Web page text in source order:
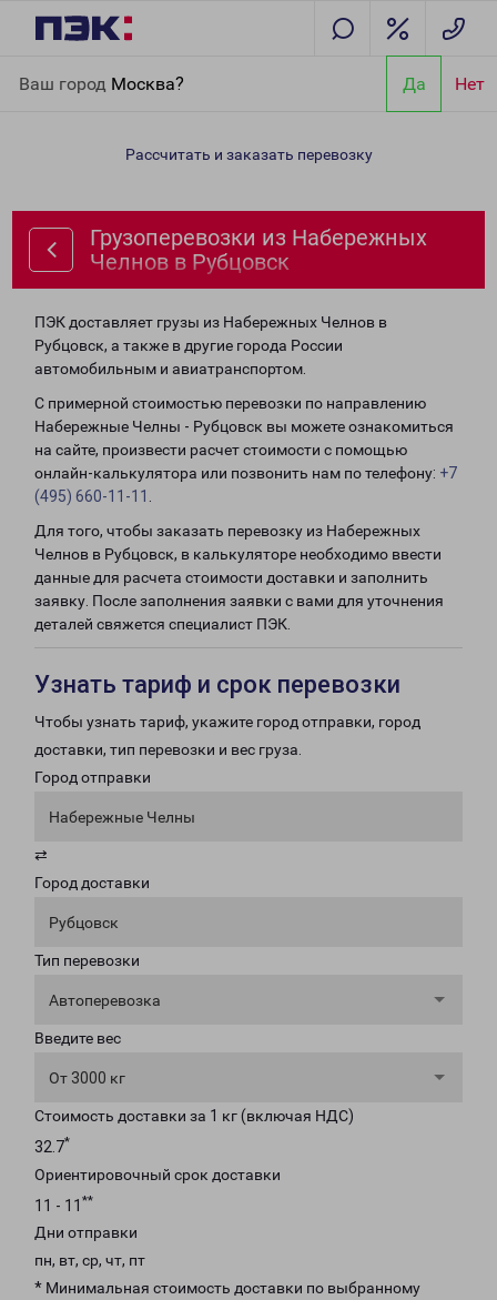
Ваш город Москва? Да Нет
Челнов в Рубцовск
Рассчитать и заказать перевозку
Грузоперевозки из Набережных
Челнов в Рубцовск
ПЭК доставляет грузы из Набережных Челнов в
Рубцовск, а также в другие города России
автомобильным и авиатранспортом.
С примерной стоимостью перевозки по направлению
Набережные Челны - Рубцовск вы можете ознакомиться
на сайте, произвести расчет стоимости с помощью
онлайн-калькулятора или позвонить нам по телефону: +7
(495) 660-11-11
Для того, чтобы заказать перевозку из Набережных
Челнов в Рубцовск, в калькуляторе необходимо ввести
данные для расчета стоимости доставки и заполнить
заявку. После заполнения заявки с вами для уточнения
деталей свяжется специалист ПЭК.
Узнать тариф и срок перевозки
Чтобы узнать тариф, укажите город отправки, город
доставки, тип перевозки и вес груза.
Город отправки
Набережные Челны
⇄
Город доставки
Рубцовск
Тип перевозки
Автоперевозка
Введите вес
От 3000 кг
Стоимость доставки за 1 кг (включая НДС)
32.7*
Ориентировочный срок доставки
11 - 11 **
Дни отправки
пн, вт, ср, чт, пт
* Минимальная стоимость доставки по выбранному